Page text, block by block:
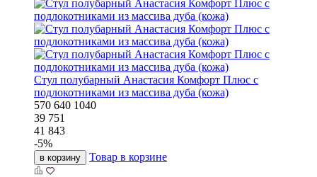
Стул полубарный Анастасия Комфорт Плюс с
подлокотниками из массива дуба (кожа)
570 640 1040
39 751
41 843
-5%
в корзину Товар в корзине